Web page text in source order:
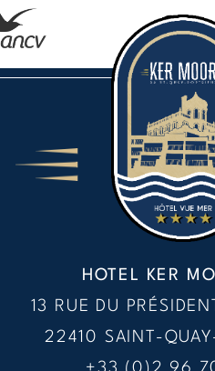
HOTEL KER
13 RUE DU
22410 SAINT-